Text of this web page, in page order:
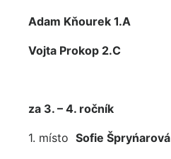
Adam Kňourek 1.A
Vojta Prokop 2.C
za 3. – 4. ročník
1. místo Sofie Špryńarová